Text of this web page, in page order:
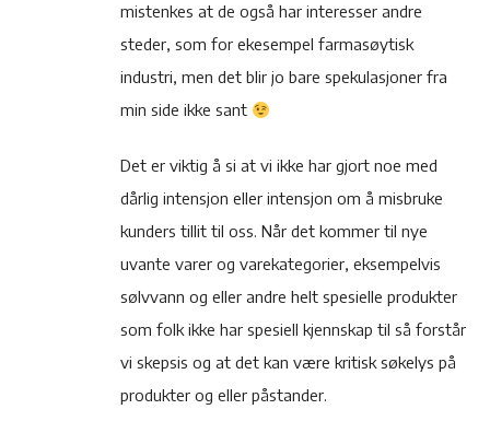
mistenkes at de også har interesser andre
steder, som for ekesempel farmasøytisk
industri, men det blir jo bare spekulasjoner fra
min side ikke sant
Det er viktig å si at vi ikke har gjort noe med
dårlig intensjon eller intensjon om å misbruke
kunders tillit til oss. Når det kommer til nye
uvante varer og varekategorier, eksempelvis
sølvvann og eller andre helt spesielle produkter
som folk ikke har spesiell kjennskap til så forstår
vi skepsis og at det kan være kritisk søkelys på
produkter og eller påstander.